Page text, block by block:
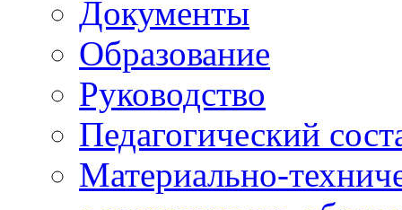
Документы
Образование
Руководство
Педагогический
Материально-